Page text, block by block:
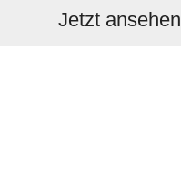
Jetzt ansehen